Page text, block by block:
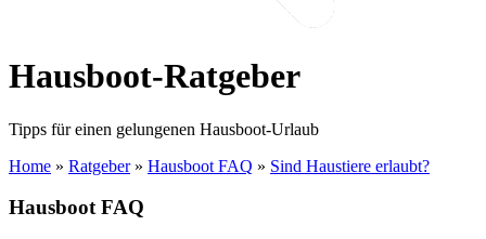
Hausboot-Ratgeber
Tipps für einen gelungenen Hausboot-Urlaub
Home » Ratgeber» Hausboot FAQ » Sind Haustiere erlaubt?
Hausboot FAQ